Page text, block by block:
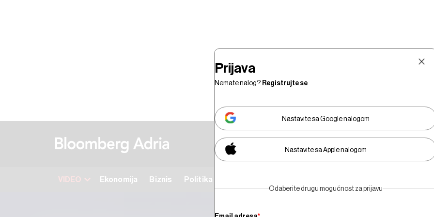
VIDEO Ekonomija Biznis Politika
Prijava
Nemate nalog? Registrujte se
Nastavite sa Google nalogom
Nastavite sa Apple nalogom
Odaberite drugu mogućnost za prijavu